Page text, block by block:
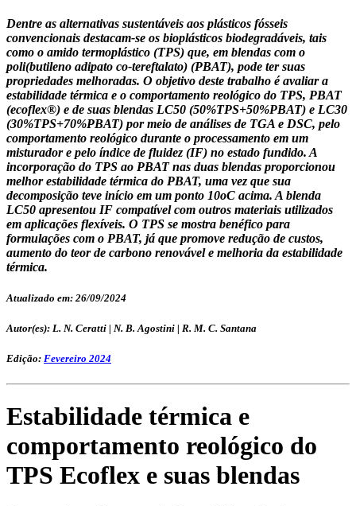
Dentre as alternativas sustentáveis aos plásticos fósseis
convencionais destacam-se os bioplásticos biodegradáveis, tais
como o amido termoplástico (TPS) que, em blendas com o
poli(butileno adipato co-tereftalato) (PBAT), pode ter suas
propriedades melhoradas. O objetivo deste trabalho é avaliar a
estabilidade térmica e o comportamento reológico do TPS, PBAT
(ecoflex®) e de suas blendas LC50 (50%TPS+50%PBAT) e LC30
(30%TPS+70%PBAT) por meio de análises de TGA e DSC, pelo
comportamento reológico durante o processamento em um
misturador e pelo índice de fluidez (IF) no estado fundido. A
incorporação do TPS ao PBAT nas duas blendas proporcionou
melhor estabilidade térmica do PBAT, uma vez que sua
decomposição teve início em um ponto 10oC acima. A blenda
LC50 apresentou IF compatível com outros materiais utilizados
em aplicações flexíveis. O TPS se mostra benéfico para
formulações com o PBAT, já que promove redução de custos,
aumento do teor de carbono renovável e melhoria da estabilidade
térmica.
Atualizado em: 26/09/2024
Autor(es): L. N. Ceratti | N. B. Agostini | R. M. C. Santana
Edição: Fevereiro 2024
Estabilidade térmica e
comportamento reológico do
TPS Ecoflex e suas blendas